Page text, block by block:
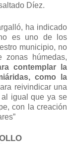
Díez.
ha indicado
es uno de los
municipio, no
zonas húmedas,
contemplar la
como la
reivindicar una
igual que ya se
con la creación